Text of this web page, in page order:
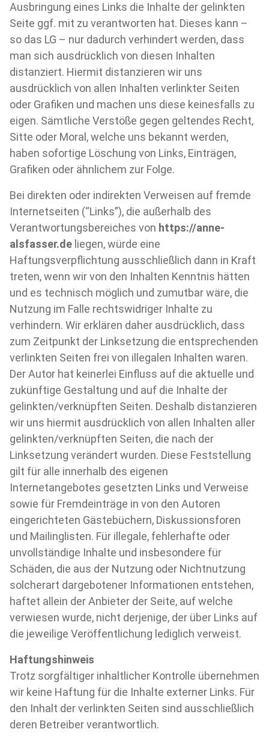
Ausbringung eines Links die Inhalte der gelinkten
Seite ggf. mit zu verantworten hat. Dieses kann –
so das LG – nur dadurch verhindert werden, dass
man sich ausdrücklich von diesen Inhalten
distanziert. Hiermit distanzieren wir uns
ausdrücklich von allen Inhalten verlinkter Seiten
oder Grafiken und machen uns diese keinesfalls zu
eigen. Sämtliche Verstöße gegen geltendes Recht,
Sitte oder Moral, welche uns bekannt werden,
haben sofortige Löschung von Links, Einträgen,
Grafiken oder ähnlichem zur Folge.
Bei direkten oder indirekten Verweisen auf fremde
Internetseiten (“Links”), die außerhalb des
Verantwortungsbereiches von https://anne-
alsfasser.de liegen, würde eine
Haftungsverpflichtung ausschließlich dann in Kraft
treten, wenn wir von den Inhalten Kenntnis hätten
und es technisch möglich und zumutbar wäre, die
Nutzung im Falle rechtswidriger Inhalte zu
verhindern. Wir erklären daher ausdrücklich, dass
zum Zeitpunkt der Linksetzung die entsprechenden
verlinkten Seiten frei von illegalen Inhalten waren.
Der Autor hat keinerlei Einfluss auf die aktuelle und
zukünftige Gestaltung und auf die Inhalte der
gelinkten/verknüpften Seiten. Deshalb distanzieren
wir uns hiermit ausdrücklich von allen Inhalten aller
gelinkten/verknüpften Seiten, die nach der
Linksetzung verändert wurden. Diese Feststellung
gilt für alle innerhalb des eigenen
Internetangebotes gesetzten Links und Verweise
sowie für Fremdeinträge in von den Autoren
eingerichteten Gästebüchern, Diskussionsforen
und Mailinglisten. Für illegale, fehlerhafte oder
unvollständige Inhalte und insbesondere für
Schäden, die aus der Nutzung oder Nichtnutzung
solcherart dargebotener Informationen entstehen,
haftet allein der Anbieter der Seite, auf welche
verwiesen wurde, nicht derjenige, der über Links auf
die jeweilige Veröffentlichung lediglich verweist.
Haftungshinweis
Trotz sorgfältiger inhaltlicher Kontrolle übernehmen
wir keine Haftung für die Inhalte externer Links. Für
den Inhalt der verlinkten Seiten sind ausschließlich
deren Betreiber verantwortlich.